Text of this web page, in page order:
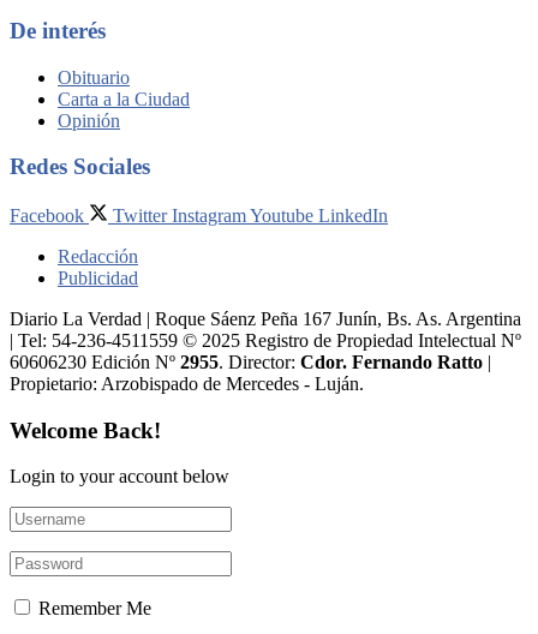
De interés
Obituario
Carta a la Ciudad
Opinión
Redes Sociales
Facebook Twitter InstagramYoutube LinkedIn
Redacción
Publicidad
Diario La Verdad | Roque Sáenz Peña 167 Junín, Bs. As. Argentina
| Tel: 54-236-4511559 © 2025 Registro de Propiedad Intelectual Nº
60606230 Edición Nº 2955. Director:​ Cdor. Fernando Ratto |
Propietario:​ Arzobispado de Mercedes - Luján.
Welcome Back!
Login to your account below
Remember Me